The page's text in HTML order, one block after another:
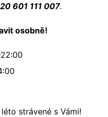
601 111 007.
osobně!
strávené s Vámi!